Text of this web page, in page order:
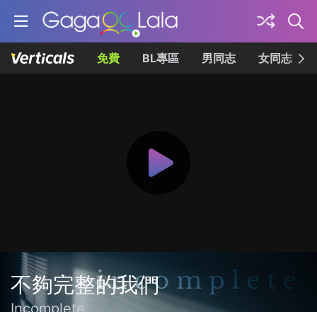
免費 BL專區 男同志 女同志
不夠完整的我們
Incomplete